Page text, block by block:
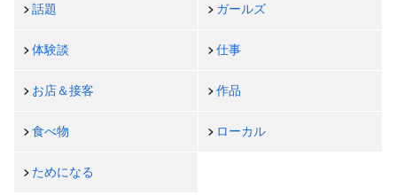
話題 ガールズ
体験談 仕事
お店＆接客 作品
食べ物 ローカル
ためになる